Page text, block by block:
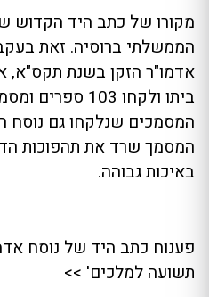
מקורו של כתב היד הקדוש
הממשלתי ברוסיה. זאת
אדמו"ר הזקן בשנת תקס"א,
ביתו ולקחו 103
המסמכים שנלקחו גם נוסח
המסמך שרד את תהפוכות
באיכות גבוהה.
פענוח כתב היד של נוסח
תשועה למלכים' >>